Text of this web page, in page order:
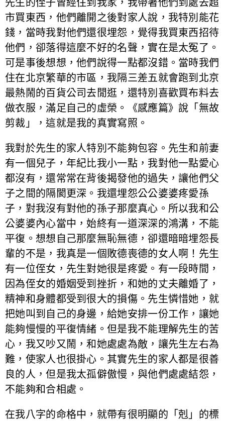
先生的侄子曾經住到我家，我帶著他們到處去超
市買東西，他們離開之後對家人說，我特別能花
錢，當時我對他們還很埋怨，覺得我買東西招待
他們，卻落得這麼不好的名聲，實在是太冤了。
可是事後想想，他們說得一點都沒錯。當時我們
住在北京繁華的市區，我隔三差五就會跑到北京
最熱鬧的百貨公司去閒逛，還特別喜歡買布料去
做衣服，滿足自己的虛榮。《感應篇》說「無故
剪裁」，這就是我的真實寫照。
我對於先生的家人特別不能夠包容。先生和前妻
有一個兒子，年紀比我小一點，我對他一點愛心
都沒有，還常常在背後揭發他的過失，讓他們父
子之間的隔閡更深。我還埋怨公公婆婆疼愛孫
子，對我沒有對他的孫子那麼真心。所以我和公
公婆婆內心當中，始終有一道深深的鴻溝，不能
平復。想想自己那麼無恥無德，卻還暗暗埋怨長
輩的不是，我真是一個敗德喪德的女人啊！先生
有一位侄女，先生對她很是疼愛。有一段時間，
因為侄女的婚姻受到挫折，和她的丈夫離婚了，
精神和身體都受到很大的損傷。先生憐惜她，就
把她叫到自己的身邊，給她安排一份工作，讓她
能夠慢慢的平復情緒。但是我不能理解先生的苦
心，我又吵又鬧，和她處處為敵，讓先生左右為
難，使家人也很掛心。其實先生的家人都是很善
良的人，但是我太孤僻傲慢，與他們處處結怨，
不能夠和合相處。
在我八字的命格中，就帶有很明顯的「剋」的標